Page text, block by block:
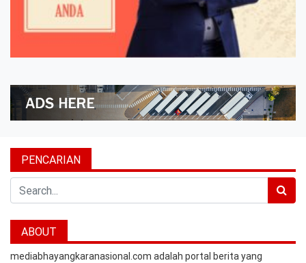
PENCARIAN
ABOUT
mediabhayangkaranasional.com adalah portal berita yang